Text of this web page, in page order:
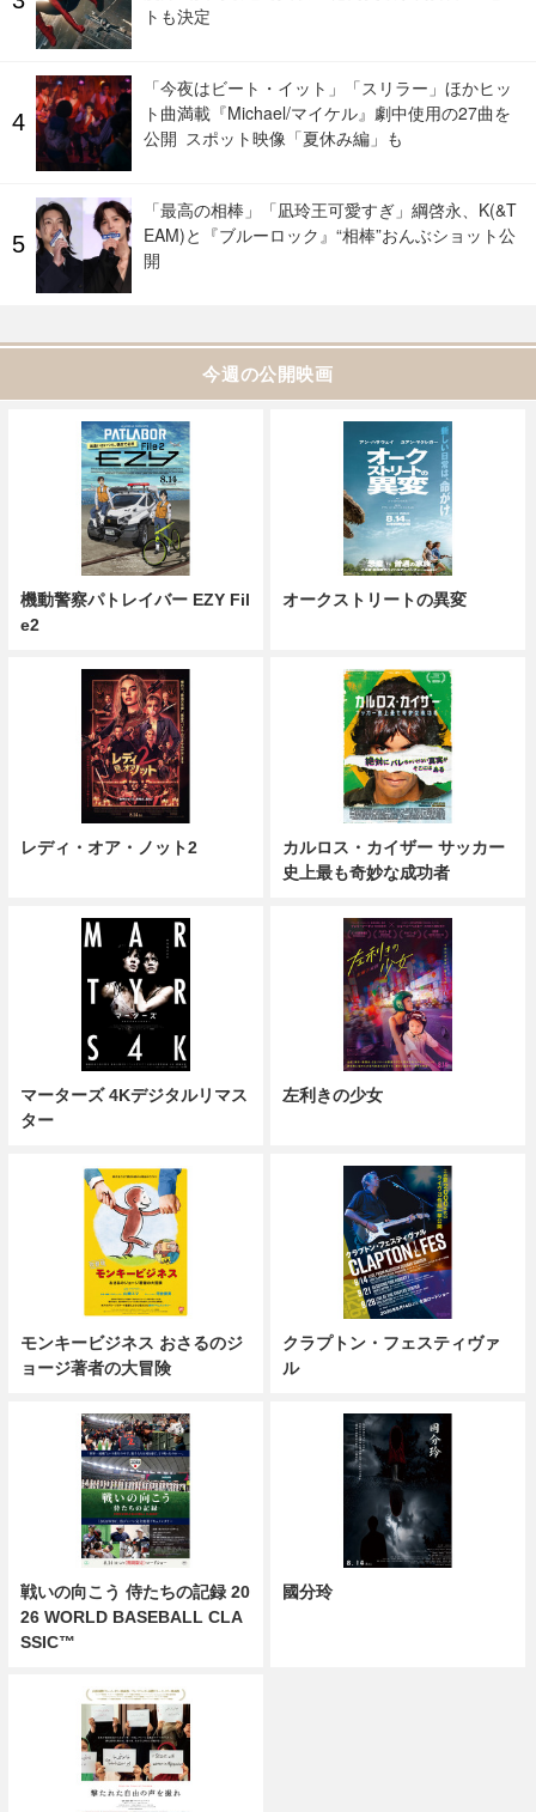
トも決定
「今夜はビート・イット」「スリラー」ほかヒッ
ト曲満載『Michael/マイケル』劇中使用の27曲を
公開 スポット映像「夏休み編」も
「最高の相棒」「凪玲王可愛すぎ」綱啓永、K(&T
EAM)と『ブルーロック』“相棒”おんぶショット公
開
今週の公開映画
機動警察パトレイバー EZY Fil
e2
オークストリートの異変
レディ・オア・ノット2
カルロス・カイザー サッカー
史上最も奇妙な成功者
マーターズ 4Kデジタルリマス
ター
左利きの少女
モンキービジネス おさるのジ
ョージ著者の大冒険
クラプトン・フェスティヴァ
ル
戦いの向こう 侍たちの記録 20
26 WORLD BASEBALL CLA
SSIC™
國分玲